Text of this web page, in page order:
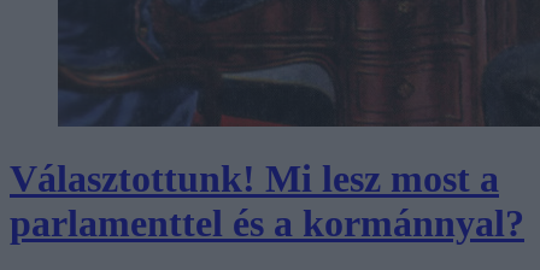
Választottunk! Mi lesz most a
parlamenttel és a kormánnyal?